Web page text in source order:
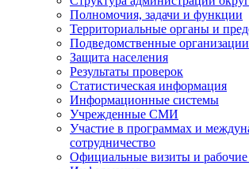
Полномочия, задачи и функции
Территориальные органы и
Подведомственные организации
Защита населения
Результаты проверок
Статистическая информация
Информационные системы
Учрежденные СМИ
Участие в программах и
сотрудничество
Официальные визиты и рабочие